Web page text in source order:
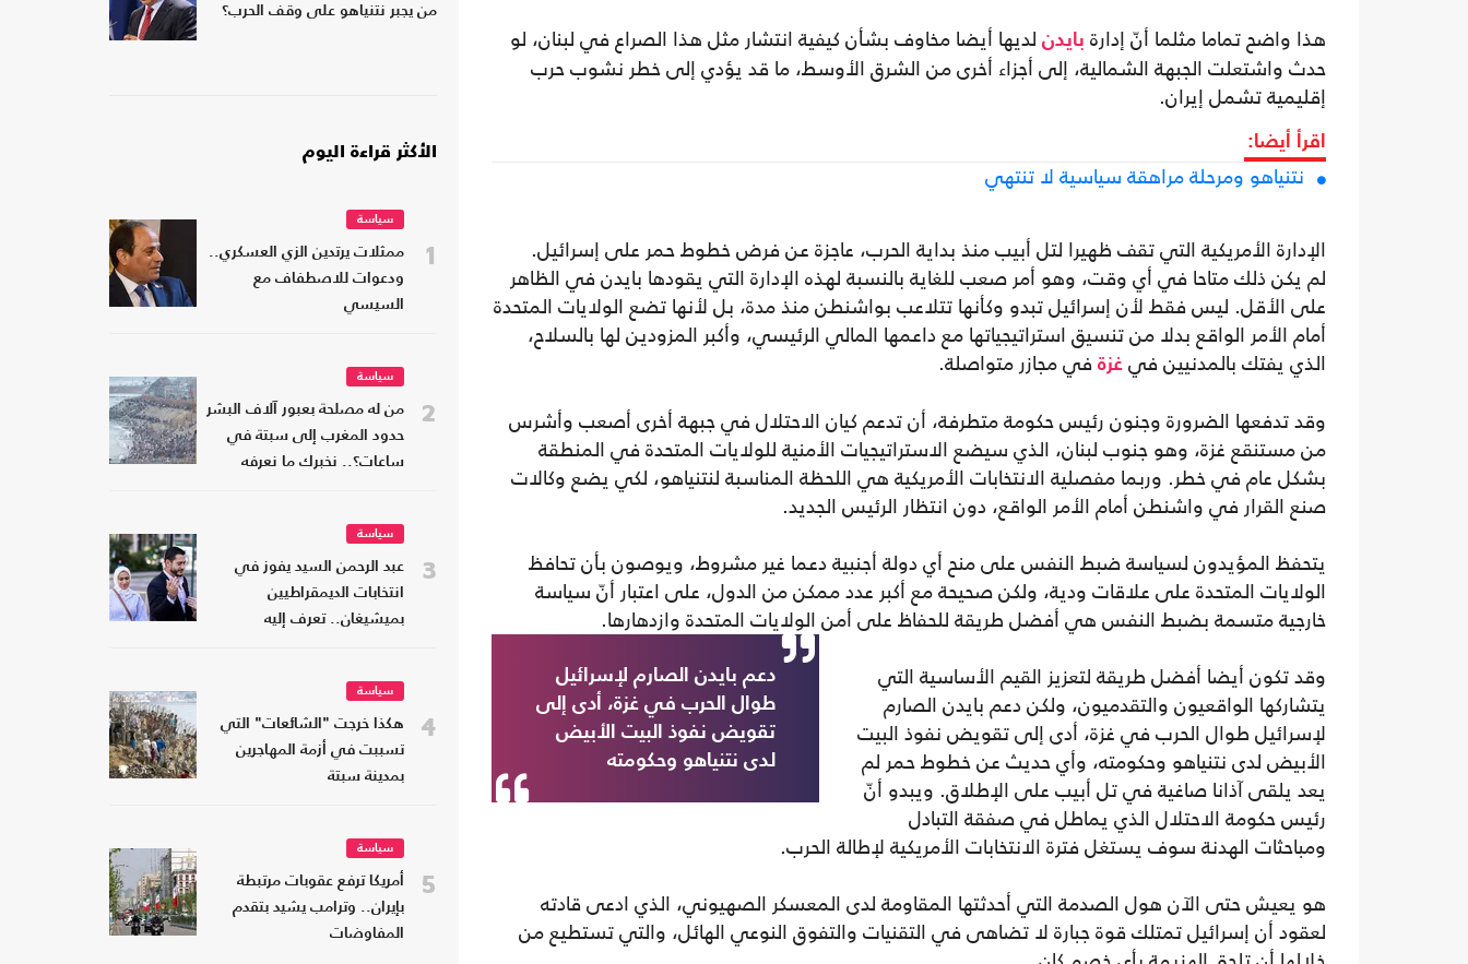
هذا واضح تماما مثلما أنّ إدارة بايدن لديها أيضا مخاوف بشأن كيفية انتشار مثل هذا الصراع في لبنان، لو
حدث واشتعلت الجبهة الشمالية، إلى أجزاء أخرى من الشرق الأوسط، ما قد يؤدي إلى خطر نشوب حرب
إقليمية تشمل إيران.
اقرأ أيضا:
نتنياهو ومرحلة مراهقة سياسية لا تنتهي
الإدارة الأمريكية التي تقف ظهيرا لتل أبيب منذ بداية الحرب، عاجزة عن فرض خطوط حمر على إسرائيل.
لم يكن ذلك متاحا في أي وقت، وهو أمر صعب للغاية بالنسبة لهذه الإدارة التي يقودها بايدن في الظاهر
على الأقل. ليس فقط لأن إسرائيل تبدو وكأنها تتلاعب بواشنطن منذ مدة، بل لأنها تضع الولايات المتحدة
أمام الأمر الواقع بدلا من تنسيق استراتيجياتها مع داعمها المالي الرئيسي، وأكبر المزودين لها بالسلاح،
الذي يفتك بالمدنيين في غزة في مجازر متواصلة.
وقد تدفعها الضرورة وجنون رئيس حكومة متطرفة، أن تدعم كيان الاحتلال في جبهة أخرى أصعب وأشرس
من مستنقع غزة، وهو جنوب لبنان، الذي سيضع الاستراتيجيات الأمنية للولايات المتحدة في المنطقة
بشكل عام في خطر. وربما مفصلية الانتخابات الأمريكية هي اللحظة المناسبة لنتنياهو، لكي يضع وكالات
صنع القرار في واشنطن أمام الأمر الواقع، دون انتظار الرئيس الجديد.
يتحفظ المؤيدون لسياسة ضبط النفس على منح أي دولة أجنبية دعما غير مشروط، ويوصون بأن تحافظ
الولايات المتحدة على علاقات ودية، ولكن صحيحة مع أكبر عدد ممكن من الدول، على اعتبار أنّ سياسة
خارجية متسمة بضبط النفس هي أفضل طريقة للحفاظ على أمن الولايات المتحدة وازدهارها.
دعم بايدن الصارم لإسرائيل
طوال الحرب في غزة، أدى إلى
تقويض نفوذ البيت الأبيض
لدى نتنياهو وحكومته
وقد تكون أيضا أفضل طريقة لتعزيز القيم الأساسية التي
يتشاركها الواقعيون والتقدميون، ولكن دعم بايدن الصارم
لإسرائيل طوال الحرب في غزة، أدى إلى تقويض نفوذ البيت
الأبيض لدى نتنياهو وحكومته، وأي حديث عن خطوط حمر لم
يعد يلقى آذانا صاغية في تل أبيب على الإطلاق. ويبدو أنّ
رئيس حكومة الاحتلال الذي يماطل في صفقة التبادل
ومباحثات الهدنة سوف يستغل فترة الانتخابات الأمريكية لإطالة الحرب.
هو يعيش حتى الآن هول الصدمة التي أحدثتها المقاومة لدى المعسكر الصهيوني، الذي ادعى قادته
لعقود أن إسرائيل تمتلك قوة جبارة لا تضاهى في التقنيات والتفوق النوعي الهائل، والتي تستطيع من
من يجبر نتنياهو على وقف الحرب؟
الأكثر قراءة اليوم
1
سياسة
ممثلات يرتدين الزي العسكري..
ودعوات للاصطفاف مع
السيسي
2
سياسة
من له مصلحة بعبور آلاف البشر
حدود المغرب إلى سبتة في
ساعات؟.. نخبرك ما نعرفه
3
سياسة
عبد الرحمن السيد يفوز في
انتخابات الديمقراطيين
بميشيغان.. تعرف إليه
4
سياسة
هكذا خرجت "الشائعات" التي
تسببت في أزمة المهاجرين
بمدينة سبتة
5
سياسة
أمريكا ترفع عقوبات مرتبطة
بإيران.. وترامب يشيد بتقدم
المفاوضات